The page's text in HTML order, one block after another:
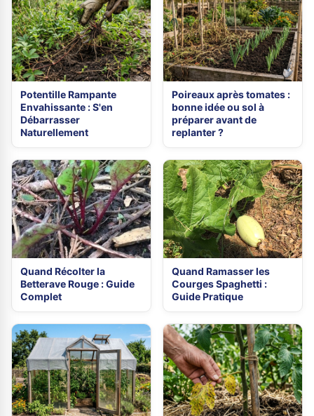
Potentille Rampante
Envahissante : S'en
Débarrasser
Naturellement
Poireaux après tomates :
bonne idée ou sol à
préparer avant de
replanter ?
Quand Récolter la
Betterave Rouge : Guide
Complet
Quand Ramasser les
Courges Spaghetti :
Guide Pratique